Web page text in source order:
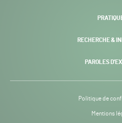
RECHERCHE &
PAROLES
Politique de
Mentions